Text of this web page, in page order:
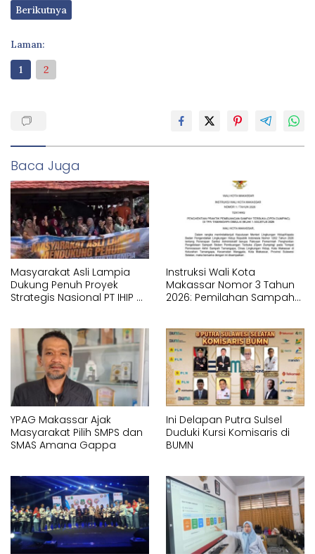
Berikutnya
Laman:
1
2
Baca Juga
Masyarakat Asli Lampia
Dukung Penuh Proyek
Strategis Nasional PT IHIP di
Instruksi Wali Kota
Makassar Nomor 3 Tahun
2026: Pemilahan Sampah
YPAG Makassar Ajak
Masyarakat Pilih SMPS dan
SMAS Amana Gappa
Ini Delapan Putra Sulsel
Duduki Kursi Komisaris di
BUMN